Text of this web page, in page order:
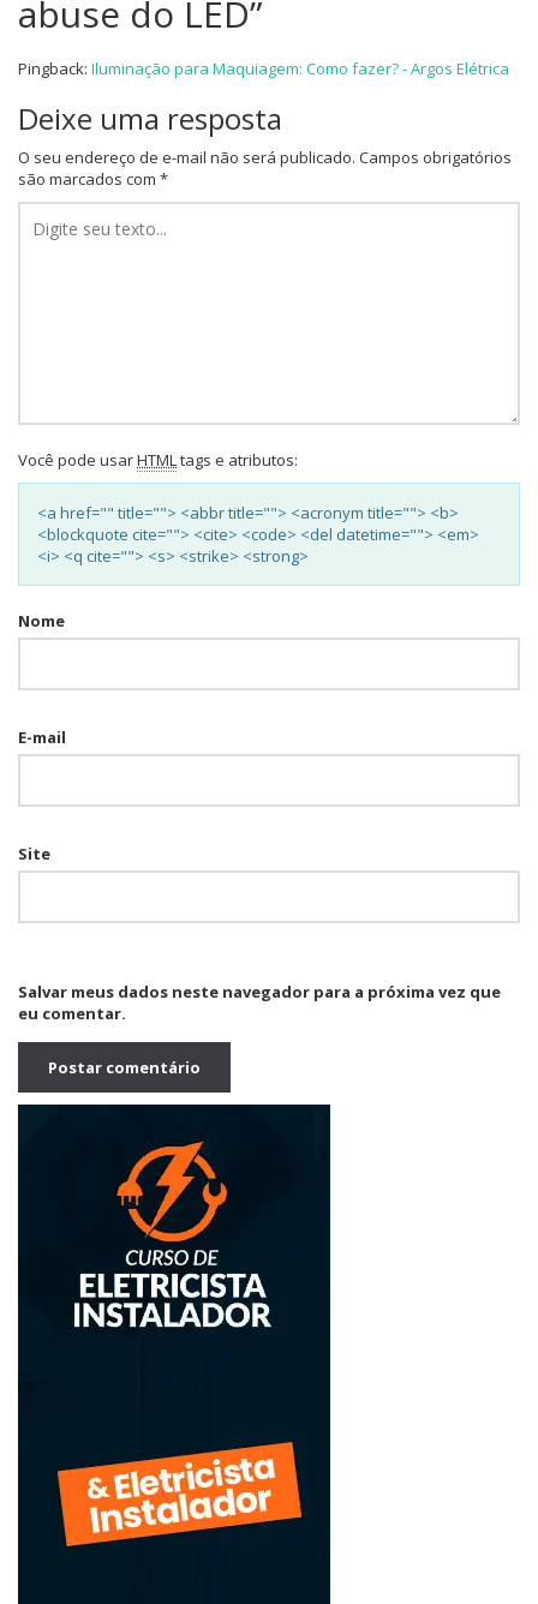
abuse do LED”
Pingback: Iluminação para Maquiagem: Como fazer? - Argos Elétrica
Deixe uma resposta
O seu endereço de e-mail não será publicado. Campos obrigatórios
são marcados com *
Você pode usarHTMLtags e atributos:
<a href="" title=""> <abbr title=""> <acronym title=""> <b>
<blockquote cite=""> <cite> <code> <del datetime=""> <em>
<i> <q cite=""> <s> <strike> <strong>
Nome
E-mail
Site
Salvar meus dados neste navegador para a próxima vez que
eu comentar.